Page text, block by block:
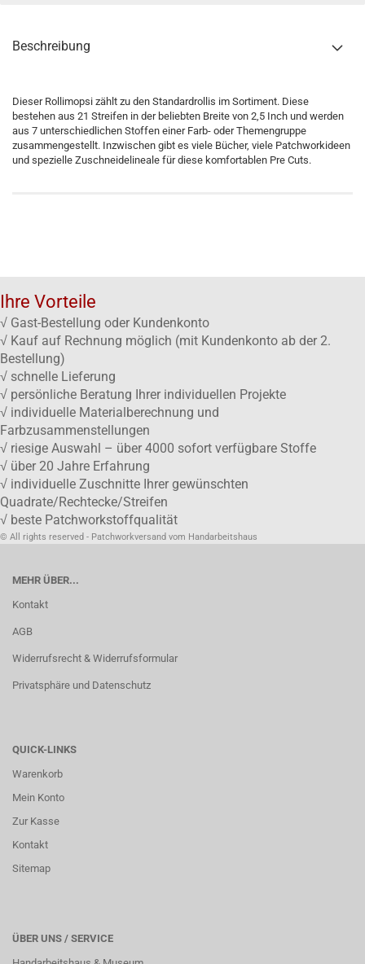
Beschreibung
Dieser Rollimopsi zählt zu den Standardrollis im Sortiment. Diese
bestehen aus 21 Streifen in der beliebten Breite von 2,5 Inch und werden
aus 7 unterschiedlichen Stoffen einer Farb- oder Themengruppe
zusammengestellt. Inzwischen gibt es viele Bücher, viele Patchworkideen
und spezielle Zuschneidelineale für diese komfortablen Pre Cuts.
Ihre Vorteile
√ Gast-Bestellung oder Kundenkonto
√ Kauf auf Rechnung möglich (mit Kundenkonto ab der 2.
Bestellung)
√ schnelle Lieferung
√ persönliche Beratung Ihrer individuellen Projekte
√ individuelle Materialberechnung und
Farbzusammenstellungen
√ riesige Auswahl – über 4000 sofort verfügbare Stoffe
√ über 20 Jahre Erfahrung
√ individuelle Zuschnitte Ihrer gewünschten
Quadrate/Rechtecke/Streifen
√ beste Patchworkstoffqualität
© All rights reserved - Patchworkversand vom Handarbeitshaus
MEHR ÜBER...
Kontakt
AGB
Widerrufsrecht & Widerrufsformular
Privatsphäre und Datenschutz
QUICK-LINKS
Warenkorb
Mein Konto
Zur Kasse
Kontakt
Sitemap
ÜBER UNS / SERVICE